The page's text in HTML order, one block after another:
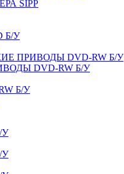
SIPP
Б/У
ПРИВОДЫ DVD-RW Б/У
DVD-RW Б/У
Б/У
У
У